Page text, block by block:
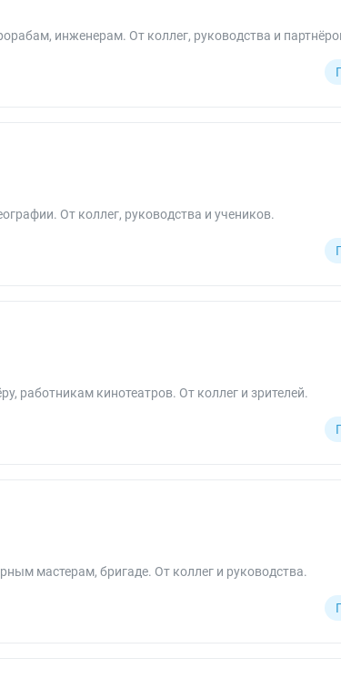
инженерам. От коллег, руководства и
От коллег, руководства и учеников.
работникам кинотеатров. От коллег и зрителей.
мастерам, бригаде. От коллег и руководства.